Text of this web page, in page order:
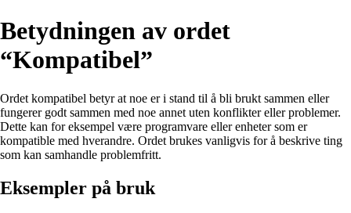
Betydningen av ordet
“Kompatibel”
Ordet kompatibel betyr at noe er i stand til å bli brukt sammen eller
fungerer godt sammen med noe annet uten konflikter eller problemer.
Dette kan for eksempel være programvare eller enheter som er
kompatible med hverandre. Ordet brukes vanligvis for å beskrive ting
som kan samhandle problemfritt.
Eksempler på bruk